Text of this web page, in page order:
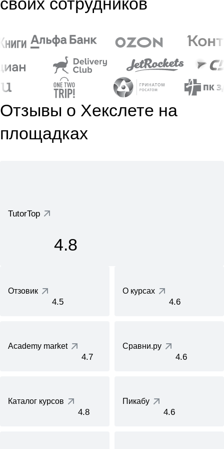
Отзывы о Хекслете на
площадках
TutorTop
4.8
Отзовик
4.5
О курсах
4.6
Academy market
4.7
Сравни.ру
4.6
Каталог курсов
4.8
Пикабу
4.6